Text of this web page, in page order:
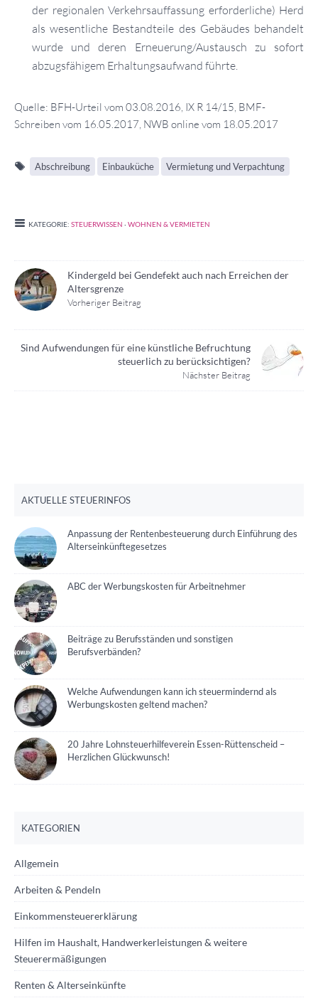
der regionalen Verkehrsauffassung erforderliche) Herd
als wesentliche Bestandteile des Gebäudes behandelt
wurde und deren Erneuerung/Austausch zu sofort
abzugsfähigem Erhaltungsaufwand führte.
Quelle: BFH-Urteil vom 03.08.2016, IX R 14/15, BMF-
Schreiben vom 16.05.2017, NWB online vom 18.05.2017
Abschreibung Einbauküche Vermietung und Verpachtung
KATEGORIE: STEUERWISSEN · WOHNEN & VERMIETEN
Kindergeld bei Gendefekt auch nach Erreichen der
Altersgrenze
Vorheriger Beitrag
Sind Aufwendungen für eine künstliche Befruchtung
steuerlich zu berücksichtigen?
Nächster Beitrag
AKTUELLE STEUERINFOS
Anpassung der Rentenbesteuerung durch Einführung des
Alterseinkünftegesetzes
ABC der Werbungskosten für Arbeitnehmer
Beiträge zu Berufsständen und sonstigen
Berufsverbänden?
Welche Aufwendungen kann ich steuermindernd als
Werbungskosten geltend machen?
20 Jahre Lohnsteuerhilfeverein Essen-Rüttenscheid –
Herzlichen Glückwunsch!
KATEGORIEN
Allgemein
Arbeiten & Pendeln
Einkommensteuererklärung
Hilfen im Haushalt, Handwerkerleistungen & weitere
Steuerermäßigungen
Renten & Alterseinkünfte